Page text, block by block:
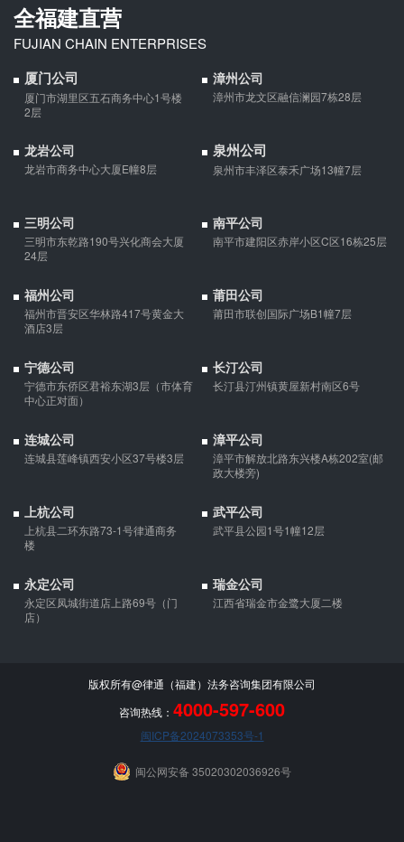
婚前协议
婚前协议的主要目的是对双方各自的财产和债务范围以及权利归属
等问题实现作出约定，以免将来离婚或一方死亡是产生争议。
夫妻财产约定协议公证由当事人一方的住所地或协议签订地公证处
受理。
支票有效期
支票有效期是10天，法定节假日可以顺延。
微信转账凭证能证明存在借款关系吗？
不能证明双方存在借款关系。
夫妻一方死亡后,债务怎么处理？
债权人就婚姻关系存续期间夫妻一方以个人名义所负债务主张权利
的，应当按夫妻共同债务处理。
全福建直营
FUJIAN CHAIN ENTERPRISES
厦门公司
厦门市湖里区五石商务中心1号楼
2层
漳州公司
漳州市龙文区融信澜园7栋28层
龙岩公司
龙岩市商务中心大厦E幢8层
泉州公司
泉州市丰泽区泰禾广场13幢7层
三明公司
三明市东乾路190号兴化商会大厦
24层
南平公司
南平市建阳区赤岸小区C区16栋25层
福州公司
福州市晋安区华林路417号黄金大
酒店3层
莆田公司
莆田市联创国际广场B1幢7层
宁德公司
宁德市东侨区君裕东湖3层（市体育
中心正对面）
长汀公司
长汀县汀州镇黄屋新村南区6号
连城公司
连城县莲峰镇西安小区37号楼3层
漳平公司
漳平市解放北路东兴楼A栋202室(邮
政大楼旁)
上杭公司
上杭县二环东路73-1号律通商务
楼
武平公司
武平县公园1号1幢12层
永定公司
永定区凤城街道店上路69号（门
店）
瑞金公司
江西省瑞金市金鹭大厦二楼
版权所有@律通（福建）法务咨询集团有限公司
咨询热线： 4000-597-600
闽ICP备2024073353号-1
闽公网安备 35020302036926号